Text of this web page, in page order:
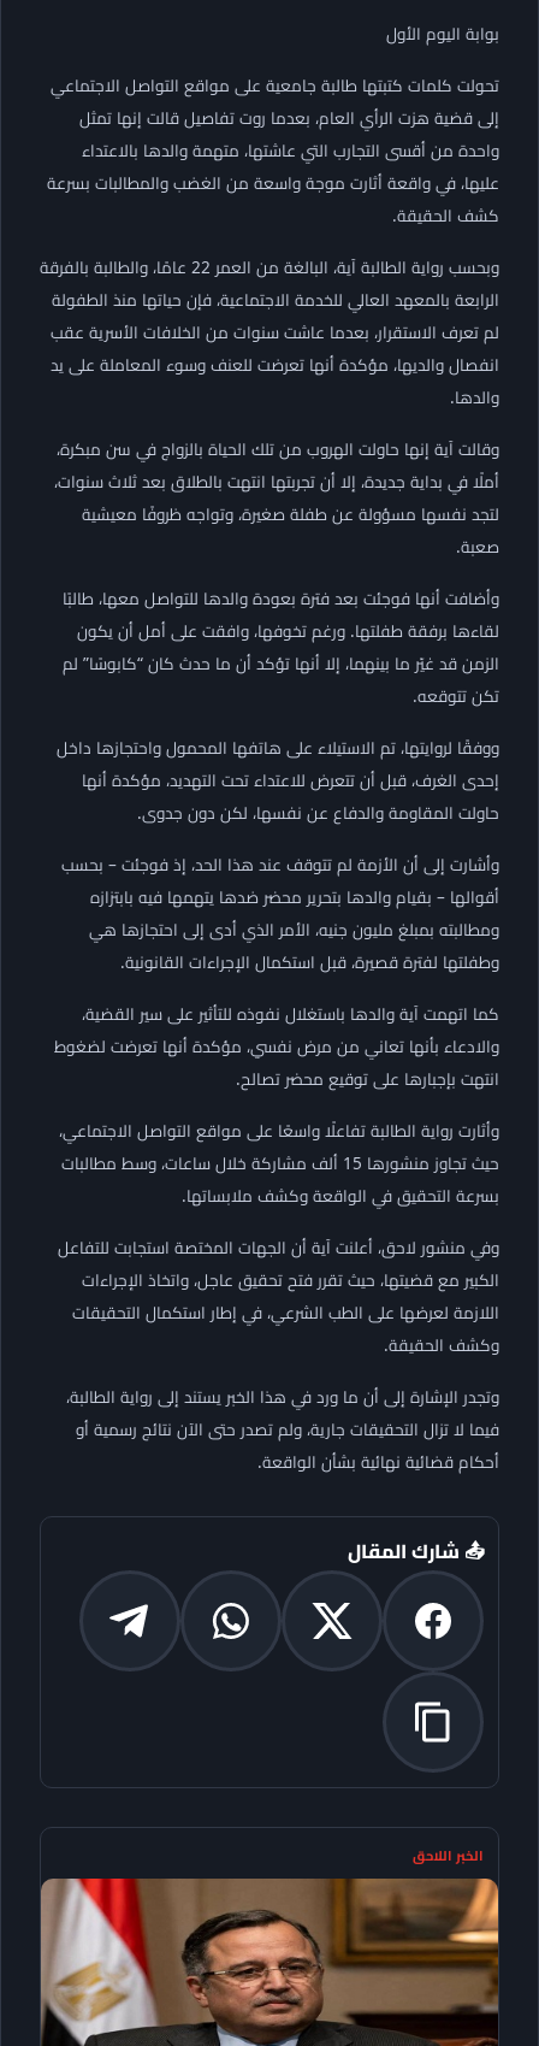
بوابة اليوم الأول
تحولت كلمات كتبتها طالبة جامعية على مواقع التواصل الاجتماعي
إلى قضية هزت الرأي العام، بعدما روت تفاصيل قالت إنها تمثل
واحدة من أقسى التجارب التي عاشتها، متهمة والدها بالاعتداء
عليها، في واقعة أثارت موجة واسعة من الغضب والمطالبات بسرعة
كشف الحقيقة.
وبحسب رواية الطالبة آية، البالغة من العمر 22 عامًا، والطالبة بالفرقة
الرابعة بالمعهد العالي للخدمة الاجتماعية، فإن حياتها منذ الطفولة
لم تعرف الاستقرار، بعدما عاشت سنوات من الخلافات الأسرية عقب
انفصال والديها، مؤكدة أنها تعرضت للعنف وسوء المعاملة على يد
والدها.
وقالت آية إنها حاولت الهروب من تلك الحياة بالزواج في سن مبكرة،
أملًا في بداية جديدة، إلا أن تجربتها انتهت بالطلاق بعد ثلاث سنوات،
لتجد نفسها مسؤولة عن طفلة صغيرة، وتواجه ظروفًا معيشية
صعبة.
وأضافت أنها فوجئت بعد فترة بعودة والدها للتواصل معها، طالبًا
لقاءها برفقة طفلتها. ورغم تخوفها، وافقت على أمل أن يكون
الزمن قد غيّر ما بينهما، إلا أنها تؤكد أن ما حدث كان “كابوسًا” لم
تكن تتوقعه.
ووفقًا لروايتها، تم الاستيلاء على هاتفها المحمول واحتجازها داخل
إحدى الغرف، قبل أن تتعرض للاعتداء تحت التهديد، مؤكدة أنها
حاولت المقاومة والدفاع عن نفسها، لكن دون جدوى.
وأشارت إلى أن الأزمة لم تتوقف عند هذا الحد، إذ فوجئت – بحسب
أقوالها – بقيام والدها بتحرير محضر ضدها يتهمها فيه بابتزازه
ومطالبته بمبلغ مليون جنيه، الأمر الذي أدى إلى احتجازها هي
وطفلتها لفترة قصيرة، قبل استكمال الإجراءات القانونية.
كما اتهمت آية والدها باستغلال نفوذه للتأثير على سير القضية،
والادعاء بأنها تعاني من مرض نفسي، مؤكدة أنها تعرضت لضغوط
انتهت بإجبارها على توقيع محضر تصالح.
وأثارت رواية الطالبة تفاعلًا واسعًا على مواقع التواصل الاجتماعي،
حيث تجاوز منشورها 15 ألف مشاركة خلال ساعات، وسط مطالبات
بسرعة التحقيق في الواقعة وكشف ملابساتها.
وفي منشور لاحق، أعلنت آية أن الجهات المختصة استجابت للتفاعل
الكبير مع قضيتها، حيث تقرر فتح تحقيق عاجل، واتخاذ الإجراءات
اللازمة لعرضها على الطب الشرعي، في إطار استكمال التحقيقات
وكشف الحقيقة.
وتجدر الإشارة إلى أن ما ورد في هذا الخبر يستند إلى رواية الطالبة،
فيما لا تزال التحقيقات جارية، ولم تصدر حتى الآن نتائج رسمية أو
أحكام قضائية نهائية بشأن الواقعة.
📤 شارك المقال
الخبر اللاحق